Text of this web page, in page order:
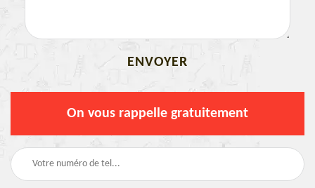
On vous rappelle gratuitement